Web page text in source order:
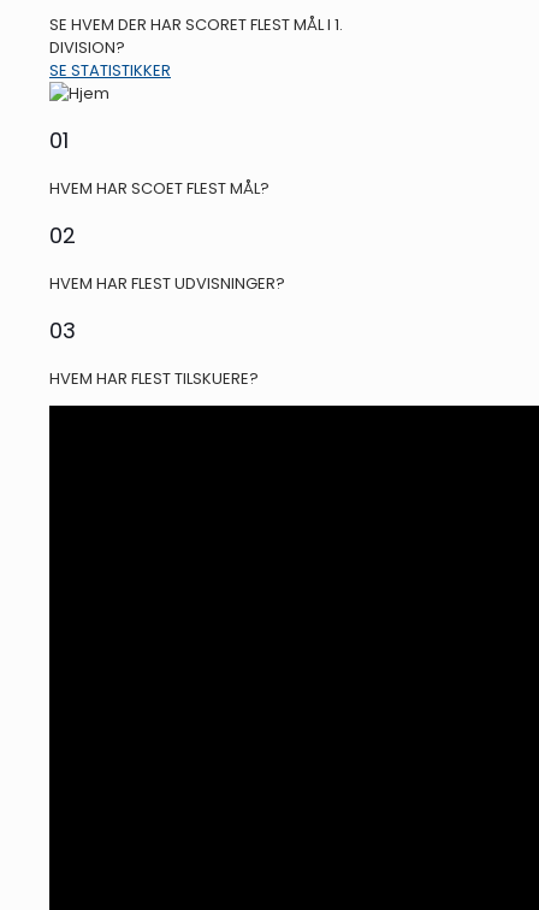
SE HVEM DER HAR SCORET FLEST MÅL I 1.
DIVISION?
SE STATISTIKKER
01
HVEM HAR SCOET FLEST MÅL?
02
HVEM HAR FLEST UDVISNINGER?
03
HVEM HAR FLEST TILSKUERE?